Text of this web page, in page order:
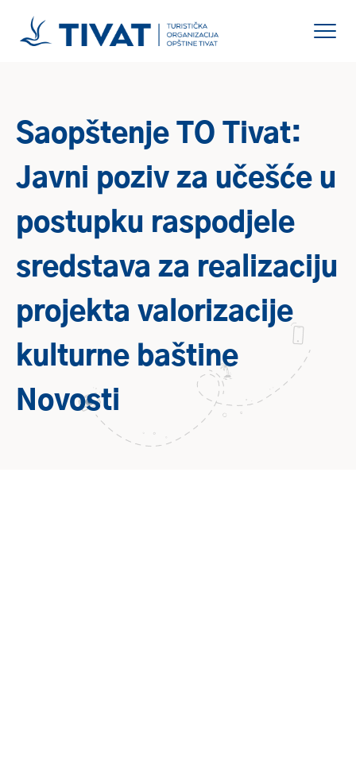
Saopštenje TO Tivat:
Javni poziv za učešće u
postupku raspodjele
sredstava za realizaciju
projekta valorizacije
kulturne baštine
Novosti